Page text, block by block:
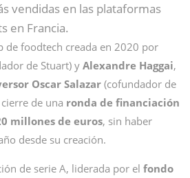
vendidas en las plataformas
en Francia.
de foodtech creada en 2020 por
de Stuart) y Alexandre Haggai,
Oscar Salazar (cofundador de
de una ronda de financiación
millones de euros, sin haber
desde su creación.
de serie A, liderada por el fondo